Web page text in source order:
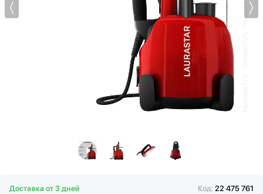
Комби-панели, фритюрницы и грили
Конвекционные печи
Кофемашины
Доставка от 3 дней Код: 22 475 761